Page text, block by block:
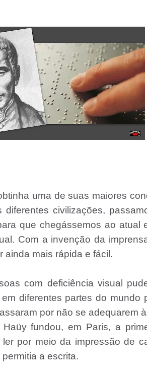
uma de suas maiores
civilizações,
que chegássemos ao atual
Com a invenção da
ainda mais rápida e fácil.
com deficiência visual
diferentes partes do mundo
por não se adequarem
fundou, em Paris, a
por meio da impressão de
a escrita.